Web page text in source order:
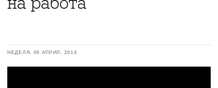
НЕДЕЛЯ, 06 АПРИЛ, 2014